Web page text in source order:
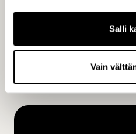
Salli
Vain
kovasti kysytyistä
toteaa.